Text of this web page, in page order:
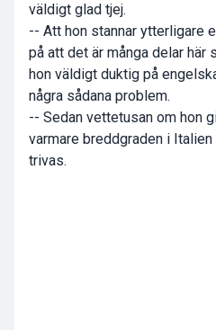
väldigt glad tjej.
-- Att hon stannar ytterligare
på att det är många delar här
hon väldigt duktig på
några sådana problem.
-- Sedan vettetusan om hon
varmare breddgraden i
trivas.